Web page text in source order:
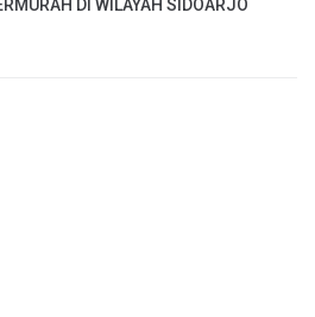
DI WILAYAH SIDOARJO